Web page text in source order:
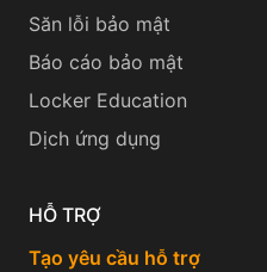
Săn lỗi bảo mật
Báo cáo bảo mật
Locker Education
Dịch ứng dụng
HỖ TRỢ
Tạo yêu cầu hỗ trợ